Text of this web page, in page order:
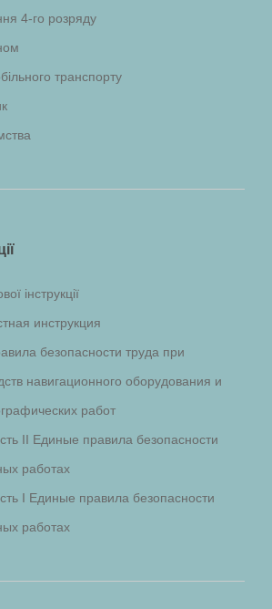
4-го розряду
транспорту
інструкції
инструкция
безопасности труда при
навигационного оборудования и
работ
II Единые правила безопасности
работах
I Единые правила безопасности
работах